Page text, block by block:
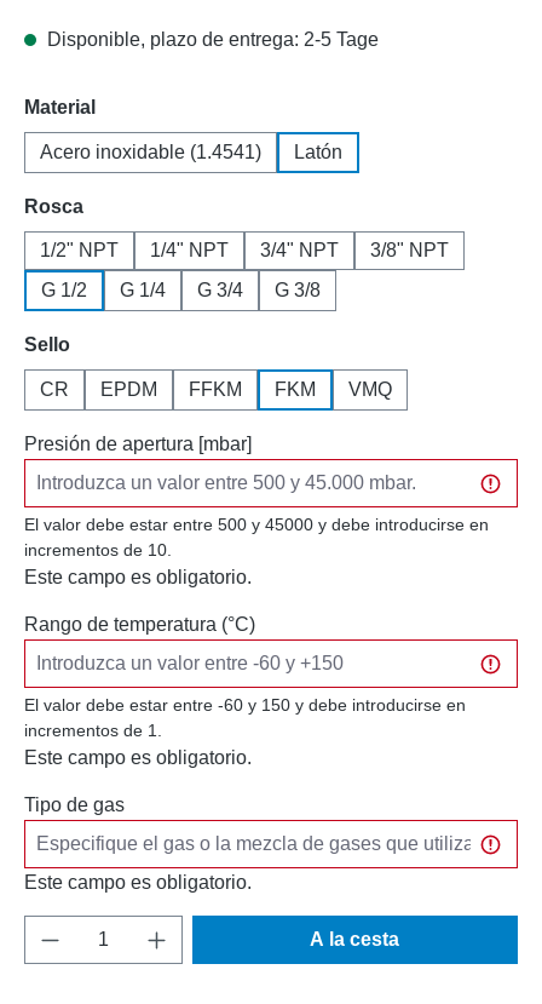
Disponible, plazo de entrega: 2-5 Tage
Seleccione
Material
Acero inoxidable (1.4541) Latón
Seleccione
Rosca
1/2" NPT 1/4" NPT 3/4" NPT
3/8" NPT
G 1/2
G 1/4 G 3/4 G 3/8
Seleccione
Sello
CR EPDM FFKM FKM VMQ
Presión de apertura [mbar]
El valor debe estar entre 500 y 45000 y debe introducirse en
incrementos de 10.
Este campo es obligatorio.
Rango de temperatura (°C)
El valor debe estar entre -60 y 150 y debe introducirse en
incrementos de 1.
Este campo es obligatorio.
Tipo de gas
Este campo es obligatorio.
Cantidad del producto: introduce la
A la cesta